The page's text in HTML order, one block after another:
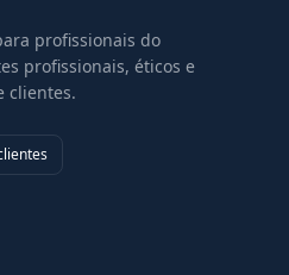
profissionais do
profissionais, éticos e
clientes.